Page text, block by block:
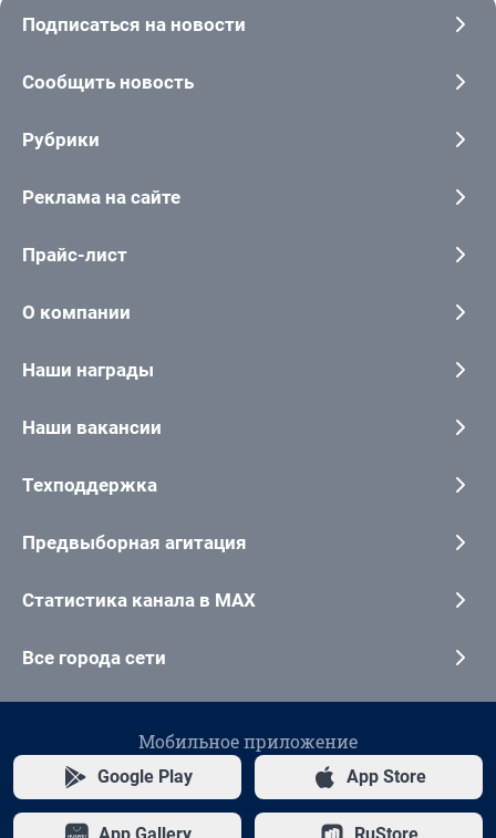
Подписаться на новости
Сообщить новость
Рубрики
Реклама на сайте
Прайс-лист
О компании
Наши награды
Наши вакансии
Техподдержка
Предвыборная агитация
Статистика канала в MAX
Все города сети
Мобильное приложение
Google Play App Store